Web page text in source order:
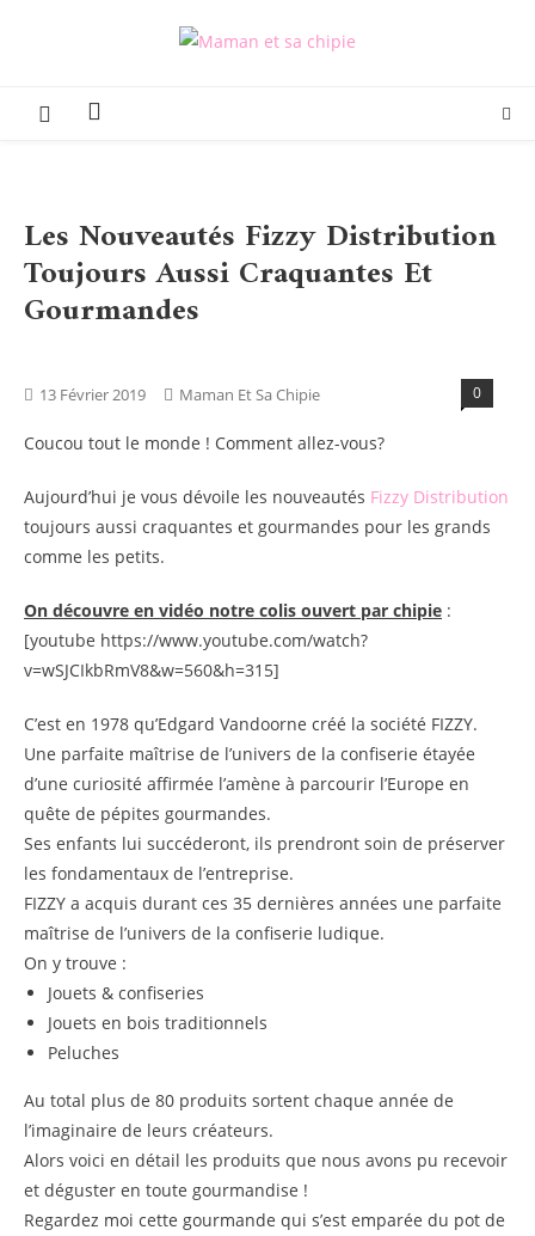
Les Nouveautés Fizzy Distribution
Toujours Aussi Craquantes Et
Gourmandes
13 Février 2019 Maman Et Sa Chipie 0
Coucou tout le monde ! Comment allez-vous?
Aujourd’hui je vous dévoile les nouveautés Fizzy Distribution
toujours aussi craquantes et gourmandes pour les grands
comme les petits.
On découvre en vidéo notre colis ouvert par chipie :
[youtube https://www.youtube.com/watch?
v=wSJCIkbRmV8&w=560&h=315]
C’est en 1978 qu’Edgard Vandoorne créé la société FIZZY.
Une parfaite maîtrise de l’univers de la confiserie étayée
d’une curiosité affirmée l’amène à parcourir l’Europe en
quête de pépites gourmandes.
Ses enfants lui succéderont, ils prendront soin de préserver
les fondamentaux de l’entreprise.
FIZZY a acquis durant ces 35 dernières années une parfaite
maîtrise de l’univers de la confiserie ludique.
On y trouve :
Jouets & confiseries
Jouets en bois traditionnels
Peluches
Au total plus de 80 produits sortent chaque année de
l’imaginaire de leurs créateurs.
Alors voici en détail les produits que nous avons pu recevoir
et déguster en toute gourmandise !
Regardez moi cette gourmande qui s’est emparée du pot de